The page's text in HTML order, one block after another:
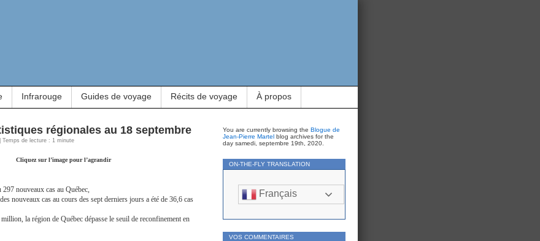
Infrarouge Guides de voyage Récits de voyage À propos
régionales au 18 septembre
Temps de lecture : 1 minute
Cliquez sur l’image pour l’agrandir
nouveaux cas au Québec,
des nouveaux cas au cours des sept derniers jours a été de 36,6 cas
la région de Québec dépasse le seuil de reconfinement en
You are currently browsing the Blogue de
Jean-Pierre Martel blog archives for the
day samedi, septembre 19th, 2020.
ON-THE-FLY TRANSLATION
Français
VOS COMMENTAIRES